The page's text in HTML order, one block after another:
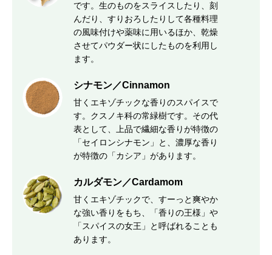
です。生のものをスライスしたり、刻
んだり、すりおろしたりして各種料理
の風味付けや薬味に用いるほか、乾燥
させてパウダー状にしたものを利用し
ます。
シナモン／Cinnamon
甘くエキゾチックな香りのスパイスで
す。クスノキ科の常緑樹です。その代
表として、上品で繊細な香りが特徴の
「セイロンシナモン」と、濃厚な香り
が特徴の「カシア」があります。
カルダモン／Cardamom
甘くエキゾチックで、すーっと爽やか
な強い香りをもち、「香りの王様」や
「スパイスの女王」と呼ばれることも
あります。